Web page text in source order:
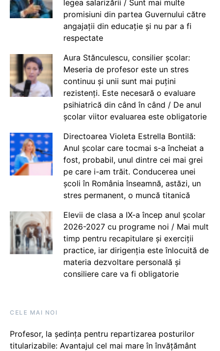
legea salarizării / Sunt mai multe
promisiuni din partea Guvernului către
angajații din educație și nu par a fi
respectate
Aura Stănculescu, consilier școlar:
Meseria de profesor este un stres
continuu și unii sunt mai puțini
rezistenți. Este necesară o evaluare
psihiatrică din când în când / De anul
școlar viitor evaluarea este obligatorie
Directoarea Violeta Estrella Bontilă:
Anul școlar care tocmai s-a încheiat a
fost, probabil, unul dintre cei mai grei
pe care i-am trăit. Conducerea unei
școli în România înseamnă, astăzi, un
stres permanent, o muncă titanică
Elevii de clasa a IX-a încep anul școlar
2026-2027 cu programe noi / Mai mult
timp pentru recapitulare și exerciții
practice, iar dirigenția este înlocuită de
materia dezvoltare personală și
consiliere care va fi obligatorie
CELE MAI NOI
Profesor, la ședința pentru repartizarea posturilor
titularizabile: Avantajul cel mai mare în învățământ